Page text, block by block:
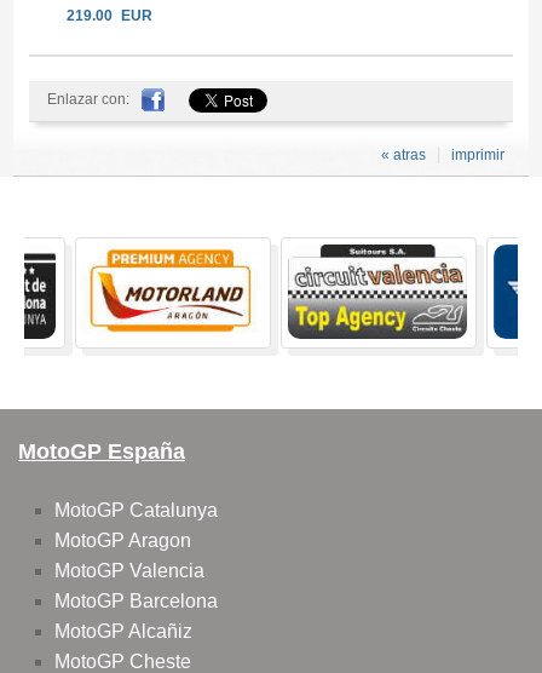
219.00
EUR
Enlazar con:
imprimir
« atras
MotoGP España
MotoGP Catalunya
MotoGP Aragon
MotoGP Valencia
MotoGP Barcelona
MotoGP Alcañiz
MotoGP Cheste